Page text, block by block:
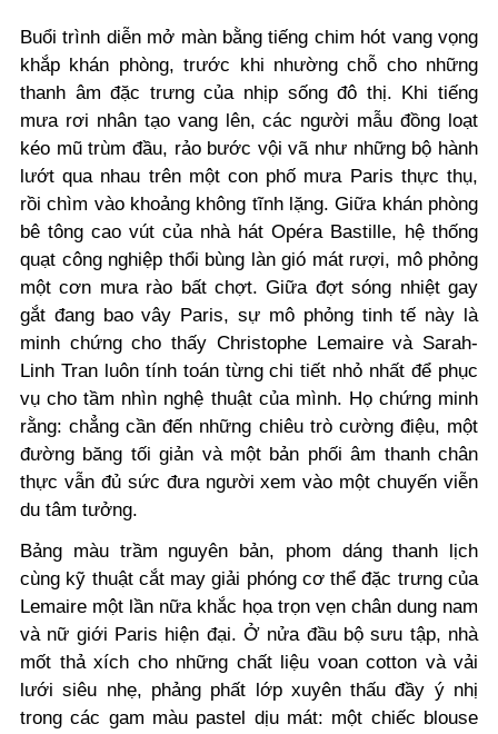
Buổi trình diễn mở màn bằng tiếng chim hót vang vọng
khắp khán phòng, trước khi nhường chỗ cho những
thanh âm đặc trưng của nhịp sống đô thị. Khi tiếng
mưa rơi nhân tạo vang lên, các người mẫu đồng loạt
kéo mũ trùm đầu, rảo bước vội vã như những bộ hành
lướt qua nhau trên một con phố mưa Paris thực thụ,
rồi chìm vào khoảng không tĩnh lặng. Giữa khán phòng
bê tông cao vút của nhà hát Opéra Bastille, hệ thống
quạt công nghiệp thổi bùng làn gió mát rượi, mô phỏng
một cơn mưa rào bất chợt. Giữa đợt sóng nhiệt gay
gắt đang bao vây Paris, sự mô phỏng tinh tế này là
minh chứng cho thấy Christophe Lemaire và Sarah-
Linh Tran luôn tính toán từng chi tiết nhỏ nhất để phục
vụ cho tầm nhìn nghệ thuật của mình. Họ chứng minh
rằng: chẳng cần đến những chiêu trò cường điệu, một
đường băng tối giản và một bản phối âm thanh chân
thực vẫn đủ sức đưa người xem vào một chuyến viễn
du tâm tưởng.
Bảng màu trầm nguyên bản, phom dáng thanh lịch
cùng kỹ thuật cắt may giải phóng cơ thể đặc trưng của
Lemaire một lần nữa khắc họa trọn vẹn chân dung nam
và nữ giới Paris hiện đại. Ở nửa đầu bộ sưu tập, nhà
mốt thả xích cho những chất liệu voan cotton và vải
lưới siêu nhẹ, phảng phất lớp xuyên thấu đầy ý nhị
trong các gam màu pastel dịu mát: một chiếc blouse